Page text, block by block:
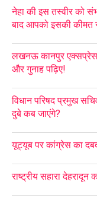
नेहा की इस तस्वीर को
बाद आपको इसकी
लखनऊ कानपुर
और गुनाह पढ़िए!
विधान परिषद प्रमुख
दुबे कब जाएंगे?
यूट्यूब पर कांग्रेस का
राष्ट्रीय सहारा